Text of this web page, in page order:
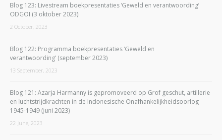
Blog 123: Livestream boekpresentaties ‘Geweld en verantwoording’
ODGOI (3 oktober 2023)
2 October, 2023
Blog 122: Programma boekpresentaties ‘Geweld en
verantwoording’ (september 2023)
13 September, 2023
Blog 121: Azarja Harmanny is gepromoveerd op Grof geschut, artillerie
en luchtstrijdkrachten in de Indonesische Onafhankelijkheidsoorlog
1945-1949 (juni 2023)
22 June, 2023